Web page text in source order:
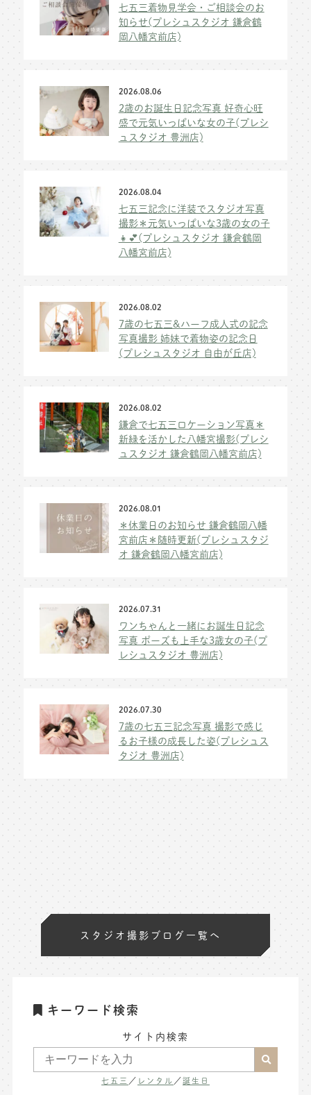
七五三着物見学会・ご相談会のお
知らせ(プレシュスタジオ 鎌倉鶴
岡八幡宮前店)
2026.08.06
2歳のお誕生日記念写真 好奇心旺
盛で元気いっぱいな女の子(プレシ
ュスタジオ 豊洲店)
2026.08.04
七五三記念に洋装でスタジオ写真
撮影＊元気いっぱいな3歳の女の子
👧💕(プレシュスタジオ 鎌倉鶴岡
八幡宮前店)
2026.08.02
7歳の七五三&ハーフ成人式の記念
写真撮影 姉妹で着物姿の記念日
(プレシュスタジオ 自由が丘店)
2026.08.02
鎌倉で七五三ロケーション写真＊
新緑を活かした八幡宮撮影(プレシ
ュスタジオ 鎌倉鶴岡八幡宮前店)
2026.08.01
＊休業日のお知らせ 鎌倉鶴岡八幡
宮前店＊随時更新(プレシュスタジ
オ 鎌倉鶴岡八幡宮前店)
2026.07.31
ワンちゃんと一緒にお誕生日記念
写真 ポーズも上手な3歳女の子(プ
レシュスタジオ 豊洲店)
2026.07.30
7歳の七五三記念写真 撮影で感じ
るお子様の成長した姿(プレシュス
タジオ 豊洲店)
スタジオ撮影ブログ一覧へ
キーワード検索
サイト内検索
七五三 ／ レンタル ／誕生日